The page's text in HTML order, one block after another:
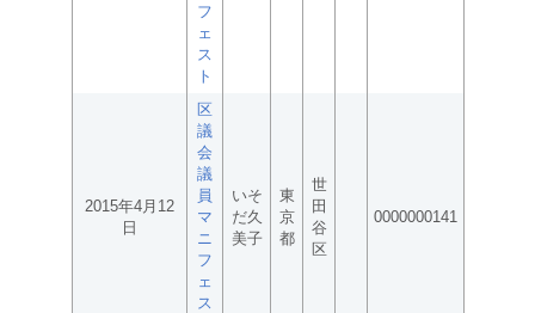
フ
ェ
ス
ト
2015年4月12
日
区
議
会
議
員
マ
ニ
フ
ェ
ス
いそ
だ久
美子
東
京
都
世
田
谷
区
0000000141